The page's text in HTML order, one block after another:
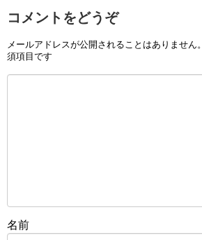
コメントをどうぞ
メールアドレスが公開されることはありません。
須項目です
名前